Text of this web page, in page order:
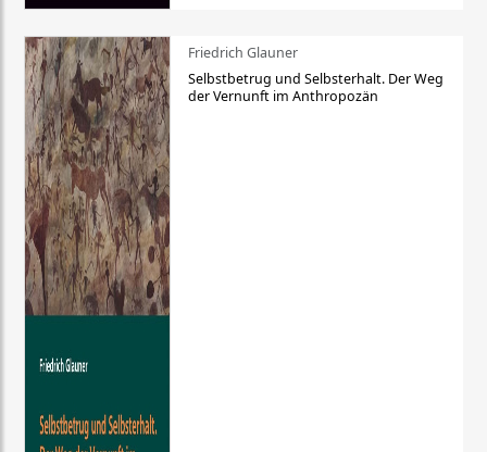
Friedrich Glauner
Selbstbetrug und Selbsterhalt. Der Weg
der Vernunft im Anthropozän